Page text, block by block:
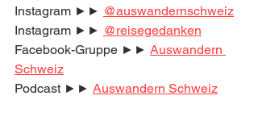
Instagram ►► @auswandernschweiz
Instagram ►► @reisegedanken
Facebook-Gruppe ►► Auswandern
Schweiz
Podcast ►► Auswandern Schweiz